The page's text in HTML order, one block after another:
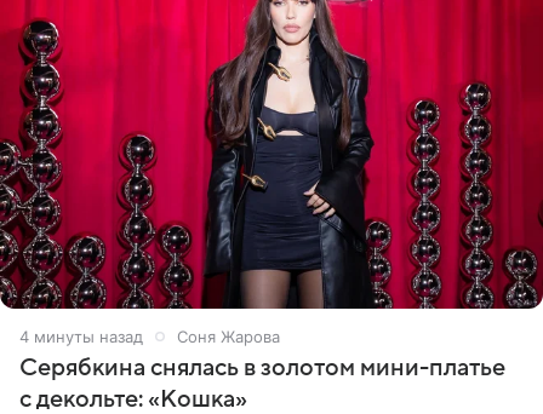
4 минуты назад Соня Жарова
Серябкина снялась в золотом мини-платье
с декольте: «Кошка»